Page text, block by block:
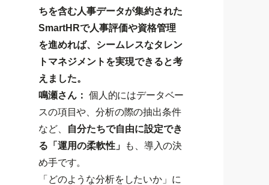
ちを含む人事データが集約された
SmartHRで人事評価や資格管理
を進めれば、シームレスなタレン
トマネジメントを実現できると考
えました。
鳴瀬さん： 個人的にはデータベー
スの項目や、分析の際の抽出条件
など、
自分たちで自由に設定でき
る「運用の柔軟性」
も、導入の決
め手です。
「どのような分析をしたいか」に